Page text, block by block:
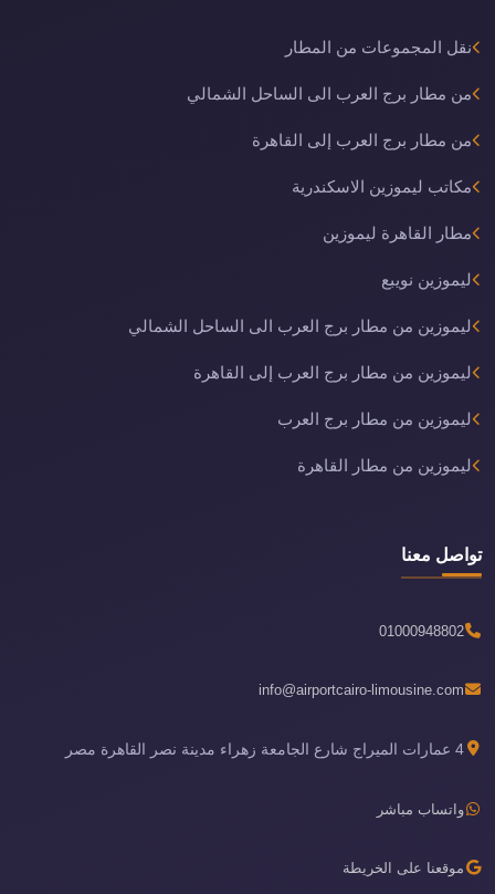
نقل المجموعات من المطار
من مطار برج العرب الى الساحل الشمالي
من مطار برج العرب إلى القاهرة
مكاتب ليموزين الاسكندرية
مطار القاهرة ليموزين
ليموزين نويبع
ليموزين من مطار برج العرب الى الساحل الشمالي
ليموزين من مطار برج العرب إلى القاهرة
ليموزين من مطار برج العرب
ليموزين من مطار القاهرة
تواصل معنا
01000948802
info@airportcairo-limousine.com
4 عمارات الميراج شارع الجامعة زهراء مدينة نصر القاهرة مصر
واتساب مباشر
موقعنا على الخريطة